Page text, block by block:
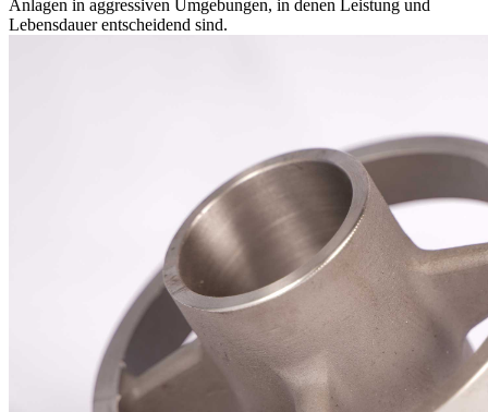
Anlagen in aggressiven Umgebungen, in denen Leistung und
Lebensdauer entscheidend sind.